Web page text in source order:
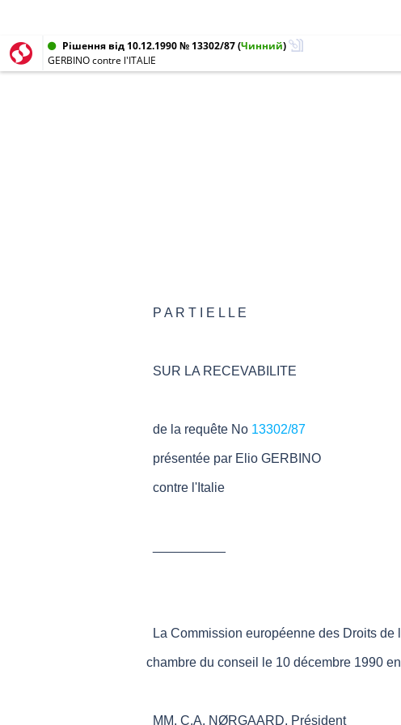
Рішення від 10.12.1990 № 13302/87(Чинний)
GERBINO contre l'ITALIE
P A R T I E L L E
SUR LA RECEVABILITE
de la requête No 13302/87
présentée par Elio GERBINO
contre l'Italie
La Commission européenne des Droits de
chambre du conseil le 10 décembre 1990
MM. C.A. NØRGAARD, Président